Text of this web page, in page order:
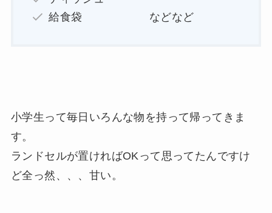
給食袋 などなど
小学生って毎日いろんな物を持って帰ってきま
す。
ランドセルが置ければOKって思ってたんですけ
ど全っ然、、、甘い。